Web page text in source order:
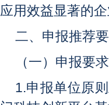
应用效益显著的
二、申报推荐
（一）申报要求
1.申报单位原